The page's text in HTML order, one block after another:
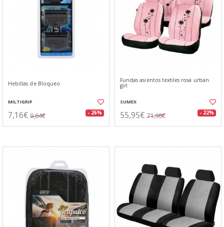
Hebillas de Bloqueo
MILTIGRIP
7,16€ 9,64€ - 26%
Fundas asientos textiles rosa urban
girl
SUMEX
55,95€ 71,98€ - 22%